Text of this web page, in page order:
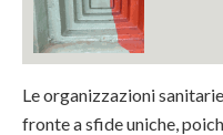
Le organizzazioni
fronte a sfide uniche,